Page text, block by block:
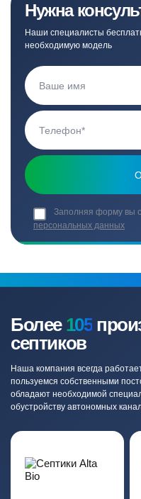
Нужна
Наши специалисты
необходимую модель
Заполняя форму вы
персональных данных
Более 105
септиков
Наша компания всегда
пользуемся собственными
обладают необходимой
обустройству автономных